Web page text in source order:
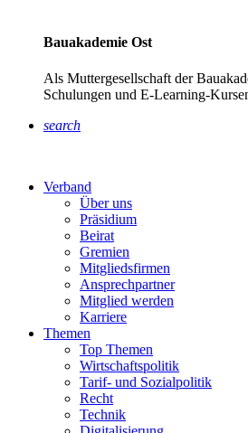
Bauakademie Ost
Als Muttergesellschaft der
Schulungen und E-Learning-
search
Verband
Über uns
Präsidium
Beirat
Gremien
Mitgliedsfirmen
Ansprechpartner
Mitglied werden
Karriere
Themen
Top Themen
Wirtschaftspolitik
Tarif- und Sozialpolitik
Recht
Technik